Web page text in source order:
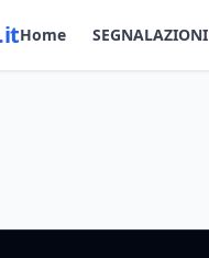
.itHome SEGNALAZIONI